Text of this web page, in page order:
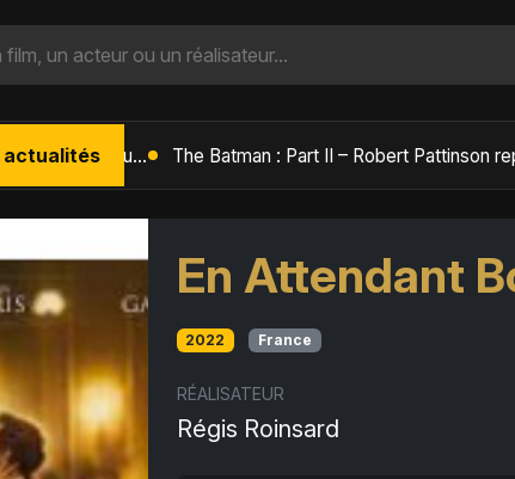
actualités L'Âge de Glace : Le Réveil du Volcan – Manny, Sid et Diego de retour pour une aventure explosive
En Attendant
2022 France
RÉALISATEUR
Régis Roinsard